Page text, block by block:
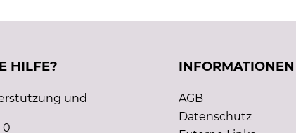
HILFE?
und
0
INFORMATIONEN
AGB
Datenschutz